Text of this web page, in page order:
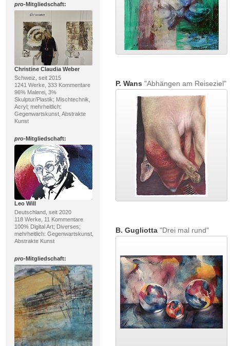
pro-Mitgliedschaft:
Christine Claudia Weber
Schweiz, seit 2015
1241 Werke, 333 Kommentare
96% Malerei, 3%
Skulptur/Plastik; Mischtechnik,
Acryl; mehrheitlich:
Gegenwartskunst, Abstrakte
Kunst
pro-Mitgliedschaft:
Leo Will
Deutschland, seit 2020
118 Werke, 11 Kommentare
100% Digital Art; Diverses;
mehrheitlich: Gegenwartskunst,
Abstrakte Kunst
pro-Mitgliedschaft:
P. Wans "Abhängen am Reiseziel"
B. Gugliotta"Drei mal rund"